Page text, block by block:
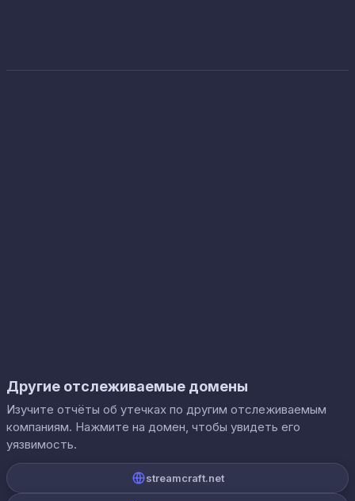
Другие отслеживаемые домены
Изучите отчёты об утечках по другим отслеживаемым
компаниям. Нажмите на домен, чтобы увидеть его
уязвимость.
streamcraft.net